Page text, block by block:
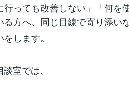
行っても改善しない」「何
る方へ、同じ目線で寄り添い
します。
室では、